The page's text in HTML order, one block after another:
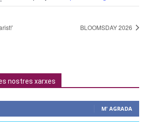
BLOOMSDAY 2026
nostres xarxes
M' AGRADA